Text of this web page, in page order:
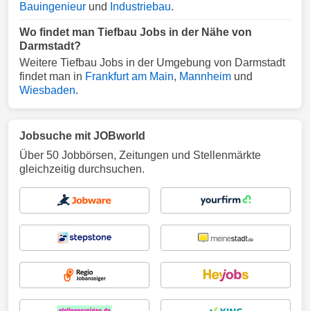
Bauingenieur und Industriebau.
Wo findet man Tiefbau Jobs in der Nähe von
Darmstadt?
Weitere Tiefbau Jobs in der Umgebung von Darmstadt
findet man in Frankfurt am Main, Mannheim und
Wiesbaden.
Jobsuche mit JOBworld
Über 50 Jobbörsen, Zeitungen und Stellenmärkte
gleichzeitig durchsuchen.